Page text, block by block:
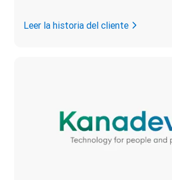
Leer la historia del cliente